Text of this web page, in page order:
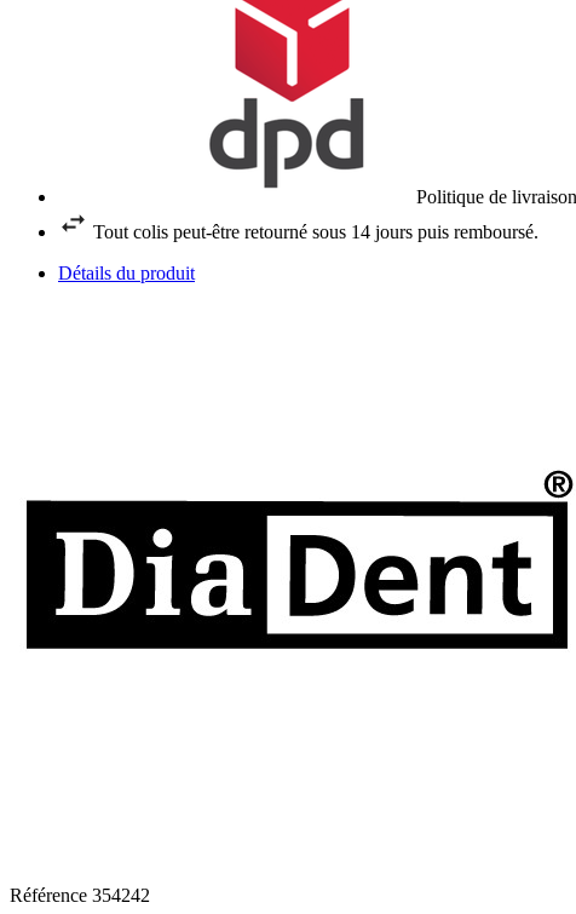
Politique de
Tout colis peut-être retourné sous 14 jours puis remboursé.
Détails du produit
Référence 354242